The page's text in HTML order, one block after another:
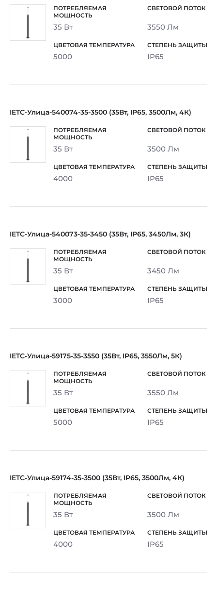
35 Вт 3550 Лм
5000 IP65
IETC-Улица-540074-35-3500 (35Вт, IP65, 3500Лм, 4К)
35 Вт 3500 Лм
4000 IP65
IETC-Улица-540073-35-3450 (35Вт, IP65, 3450Лм, 3К)
35 Вт 3450 Лм
3000 IP65
IETC-Улица-59175-35-3550 (35Вт, IP65, 3550Лм, 5К)
35 Вт 3550 Лм
5000 IP65
IETC-Улица-59174-35-3500 (35Вт, IP65, 3500Лм, 4К)
35 Вт 3500 Лм
4000 IP65